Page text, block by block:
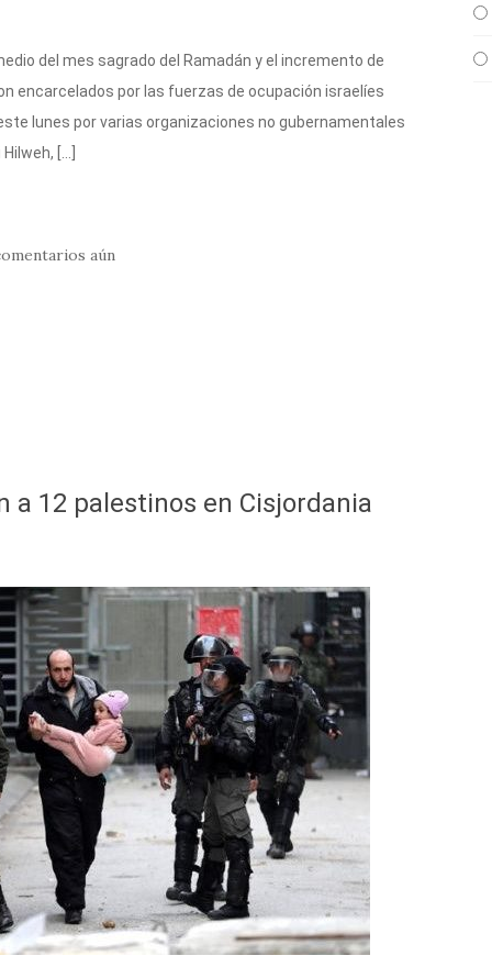
del mes sagrado del Ramadán y el incremento de
encarcelados por las fuerzas de ocupación israelíes
lunes por varias organizaciones no gubernamentales
[…]
aún
a 12 palestinos en Cisjordania